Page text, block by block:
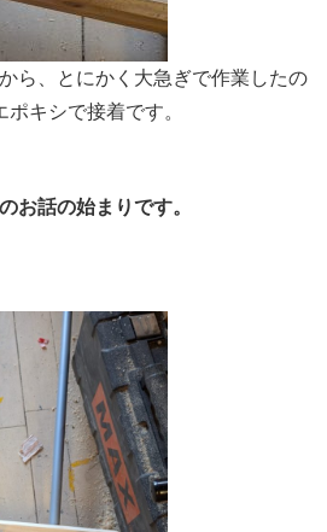
ら、とにかく大急ぎで作業したの
キシで接着です。
お話の始まりです。